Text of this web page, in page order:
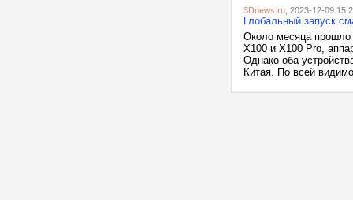
3Dnews.ru , 2023-12-09
Глобальный запуск
Около месяца прошло
X100 и X100 Pro,
Однако оба
Китая. По всей